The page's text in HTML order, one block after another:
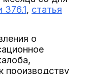
376.1, статья
о
производству